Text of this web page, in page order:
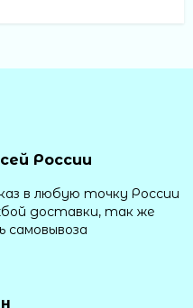
России
в любую точку России
доставки, так же
самовывоза